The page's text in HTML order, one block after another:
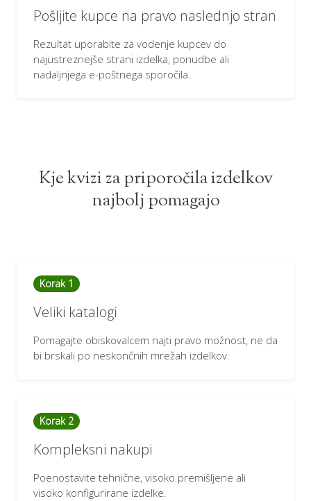
Pošljite kupce na pravo naslednjo stran
Rezultat uporabite za vodenje kupcev do
najustreznejše strani izdelka, ponudbe ali
nadaljnjega e-poštnega sporočila.
Kje kvizi za priporočila izdelkov
najbolj pomagajo
Korak 1
Veliki katalogi
Pomagajte obiskovalcem najti pravo možnost, ne da
bi brskali po neskončnih mrežah izdelkov.
Korak 2
Kompleksni nakupi
Poenostavite tehnične, visoko premišljene ali
visoko konfigurirane izdelke.